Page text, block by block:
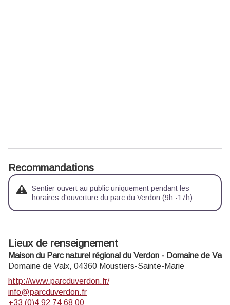
Recommandations
Sentier ouvert au public uniquement pendant les
horaires d'ouverture du parc du Verdon (9h -17h)
Lieux de renseignement
Maison du Parc naturel régional du Verdon - Domaine de Valx
Domaine de Valx, 04360 Moustiers-Sainte-Marie
http://www.parcduverdon.fr/
info@parcduverdon.fr
+33 (0)4 92 74 68 00